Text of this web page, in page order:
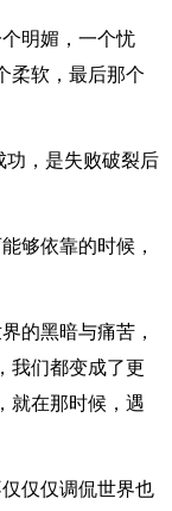
明媚，一个忧
柔软，最后那个
，是失败破裂后
够依靠的时候，
的黑暗与痛苦，
我们都变成了更
就在那时候，遇
仅仅调侃世界也